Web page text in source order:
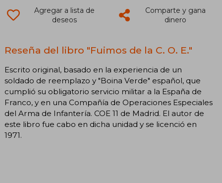
Agregar a lista de
deseos
Comparte y gana
dinero
Reseña del libro "Fuimos de la C. O. E."
Escrito original, basado en la experiencia de un
soldado de reemplazo y "Boina Verde" español, que
cumplió su obligatorio servicio militar a la España de
Franco, y en una Compañía de Operaciones Especiales
del Arma de Infantería. COE 11 de Madrid. El autor de
este libro fue cabo en dicha unidad y se licenció en
1971.